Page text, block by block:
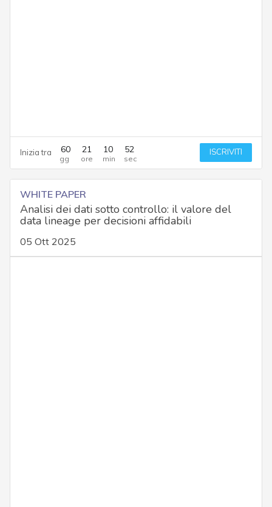
Inizia tra 60 21 10 51 ISCRIVITI
WHITE PAPER
Analisi dei dati sotto controllo: il valore del
data lineage per decisioni affidabili
05 Ott 2025